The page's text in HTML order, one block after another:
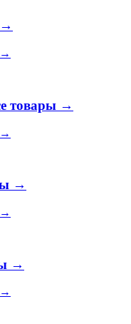
→
товары →
→
→
→
→
→